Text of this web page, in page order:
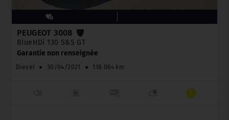
PEUGEOT 3008
BlueHDi 130 S&S GT
Garantie non renseignée
Diesel ● 30/04/2021 ● 118 064 km